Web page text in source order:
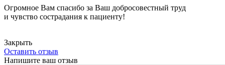
Огромное Вам спасибо за Ваш добросовестный труд
и чувство сострадания к пациенту!
Закрыть
Оставить отзыв
Напишите ваш отзыв